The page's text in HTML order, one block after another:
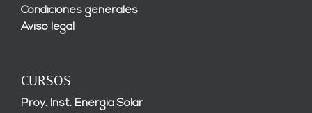
Condiciones generales
Aviso legal
CURSOS
Proy. Inst. Energía Solar